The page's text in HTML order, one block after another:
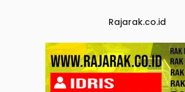
Rajarak.co.id